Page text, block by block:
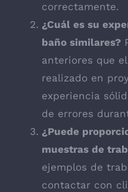
correctamente.
¿Cuál es su
baño similares?
anteriores que
realizado en
experiencia
de errores
¿Puede
muestras de
ejemplos de
contactar con